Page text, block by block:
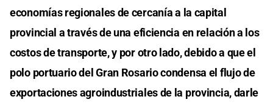
economías regionales de cercanía a la capital
provincial a través de una eficiencia en relación a los
costos de transporte, y por otro lado, debido a que el
polo portuario del Gran Rosario condensa el flujo de
exportaciones agroindustriales de la provincia, darle